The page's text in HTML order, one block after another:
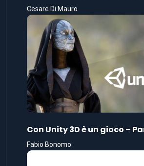
Cesare Di Mauro
Con Unity 3D è un gioco –
Fabio Bonomo